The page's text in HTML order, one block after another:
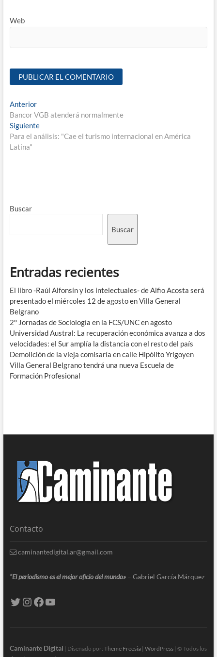
Web
Anterior
Bancor VGB atenderá normalmente
Siguiente
Para el análisis: "Cae el turismo internacional en América
Latina"
Buscar
Buscar
Entradas recientes
El libro -Raúl Alfonsín y los intelectuales- de Alfio Acosta será
presentado el miércoles 12 de agosto en Villa General
Belgrano
2° Jornadas de Sociología en la FCS/UNC en agosto
Universidad Austral: La recuperación económica avanza a dos
velocidades: el Sur amplía la distancia con el resto del país
Demolición de la vieja comisaría en calle Hipólito Yrigoyen
Villa General Belgrano tendrá una nueva Escuela de
Formación Profesional
Contacto
caminantedigital.ar@gmail.com
“El periodismo es el mejor oficio del mundo» – Gabriel García Márquez
Caminante Digital | Diseñado por: Theme Freesia| WordPress| © Todos los